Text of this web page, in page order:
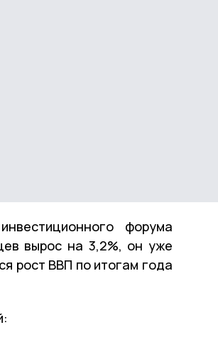
форума
вырос на 3,2%, он уже
рост ВВП по итогам года